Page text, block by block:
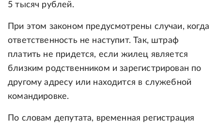
5 тысяч рублей.
При этом законом предусмотрены случаи, когда
ответственность не наступит. Так, штраф
платить не придется, если жилец является
близким родственником и зарегистрирован по
другому адресу или находится в служебной
командировке.
По словам депутата, временная регистрация